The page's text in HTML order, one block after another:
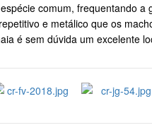
comum, frequentando
e metálico que os
é sem dúvida um excelente